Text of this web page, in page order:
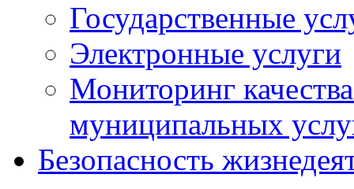
Государственные
Электронные услуги
Мониторинг
муниципальных
Безопасность